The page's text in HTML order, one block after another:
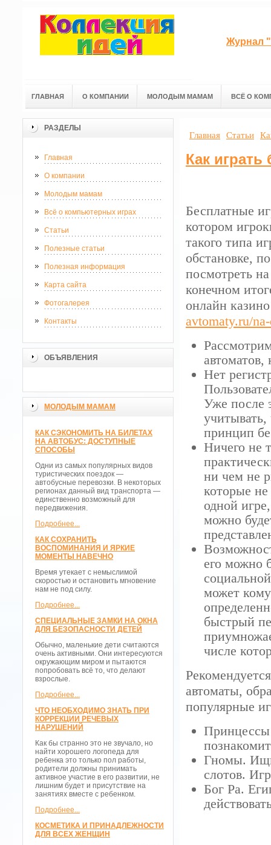
Журнал
ГЛАВНАЯ О КОМПАНИИ МОЛОДЫМ МАМАМ ВСЁ О
РАЗДЕЛЫ
Главная
О компании
Молодым мамам
Всё о компьютерных играх
Статьи
Полезные статьи
Полезная информация
Карта сайта
Фотогалерея
Контакты
ОБЪЯВЛЕНИЯ
МОЛОДЫМ МАМАМ
КАК СЭКОНОМИТЬ НА БИЛЕТАХ
НА АВТОБУС: ДОСТУПНЫЕ
СПОСОБЫ
Одни из самых популярных видов
туристических поездок —
автобусные перевозки. В некоторых
регионах данный вид транспорта —
единственно возможный для
передвижения.
Подробнее...
КАК СОХРАНИТЬ
ВОСПОМИНАНИЯ И ЯРКИЕ
МОМЕНТЫ НАВЕЧНО
Время утекает с немыслимой
скоростью и остановить мгновение
нам не под силу.
Подробнее...
СПЕЦИАЛЬНЫЕ ЗАМКИ НА ОКНА
ДЛЯ БЕЗОПАСНОСТИ ДЕТЕЙ
Обычно, маленькие дети считаются
очень активными. Они интересуются
окружающим миром и пытаются
попробовать всё то, что делают
взрослые.
Подробнее...
ЧТО НЕОБХОДИМО ЗНАТЬ ПРИ
КОРРЕКЦИИ РЕЧЕВЫХ
НАРУШЕНИЙ
Как бы странно это не звучало, но
найти хорошего логопеда для
ребенка это только пол работы,
родители должны принимать
активное участие в его развитии, не
лишним будет и присутствие на
занятиях вместе с ребенком.
Подробнее...
КОСМЕТИКА И ПРИНАДЛЕЖНОСТИ
ДЛЯ ВСЕХ ЖЕНЩИН
Главная Статьи
Как
Бесплатные
котором
такого типа
обстановке,
посмотреть
конечном
онлайн
avtomaty.ru/
автоматов,
Нет
Уже после
учитывать,
принцип
Ничего не
ни чем не
которые
одной
можно
его можно
может
быстрый
числе
автоматы,
популярные
Принцессы
Гномы.
слотов.
Бог Ра.